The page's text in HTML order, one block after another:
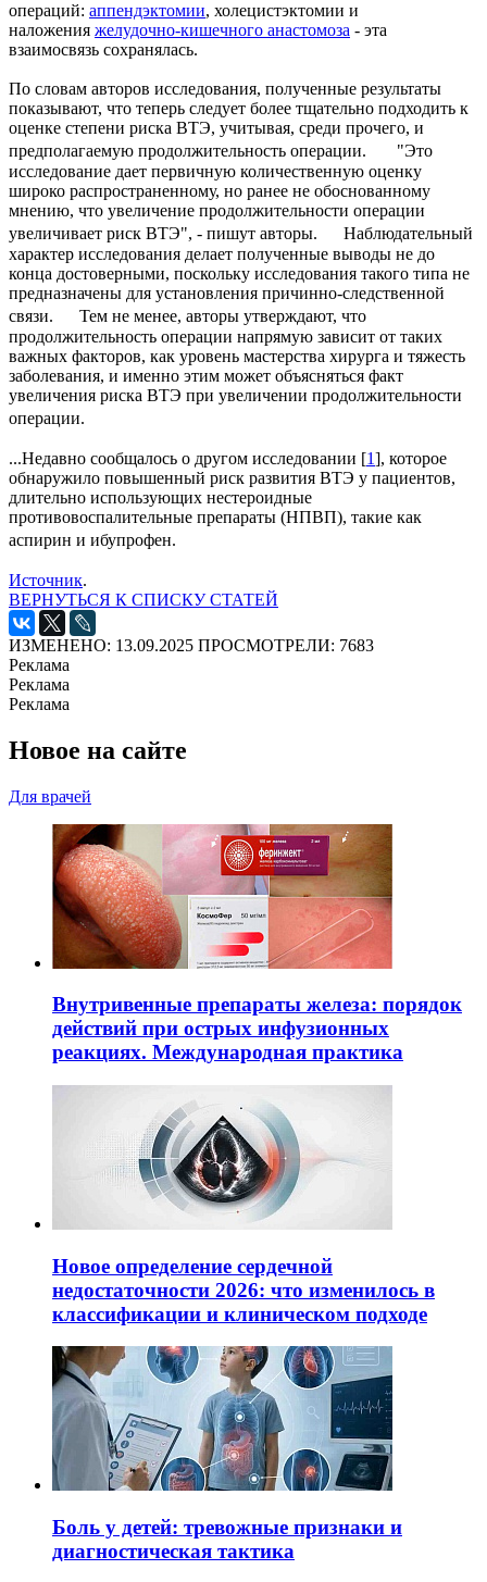
операций: аппендэктомии, холецистэктомии и
наложения желудочно-кишечного анастомоза - эта
взаимосвязь сохранялась.
По словам авторов исследования, полученные результаты
показывают, что теперь следует более тщательно подходить к
оценке степени риска ВТЭ, учитывая, среди прочего, и
предполагаемую продолжительность операции. "Это
исследование дает первичную количественную оценку
широко распространенному, но ранее не обоснованному
мнению, что увеличение продолжительности операции
увеличивает риск ВТЭ", - пишут авторы. Наблюдательный
характер исследования делает полученные выводы не до
конца достоверными, поскольку исследования такого типа не
предназначены для установления причинно-следственной
связи. Тем не менее, авторы утверждают, что
продолжительность операции напрямую зависит от таких
важных факторов, как уровень мастерства хирурга и тяжесть
заболевания, и именно этим может объясняться факт
увеличения риска ВТЭ при увеличении продолжительности
операции.
...Недавно сообщалось о другом исследовании [1], которое
обнаружило повышенный риск развития ВТЭ у пациентов,
длительно использующих нестероидные
противовоспалительные препараты (НПВП), такие как
аспирин и ибупрофен.
Источник.
ВЕРНУТЬСЯ К СПИСКУ СТАТЕЙ
ИЗМЕНЕНО: 13.09.2025 ПРОСМОТРЕЛИ: 7683
Реклама
Реклама
Реклама
Новое на сайте
Для врачей
Внутривенные препараты железа: порядок
действий при острых инфузионных
реакциях. Международная практика
Новое определение сердечной
недостаточности 2026: что изменилось в
классификации и клиническом подходе
Боль у детей: тревожные признаки и
диагностическая тактика